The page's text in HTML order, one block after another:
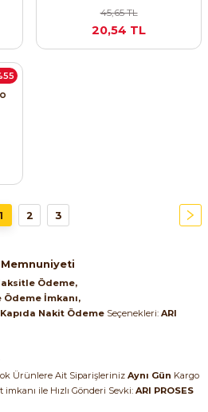
45,65 TL
20,54 TL
1 2 3
Ödeme,
Ödeme İmkanı,
Nakit Ödeme Seçenekleri: ARI
Ürünlere Ait Siparişleriniz Aynı Gün Kargo
imkanı ile Hızlı Gönderi Sevki: ARI PROSES